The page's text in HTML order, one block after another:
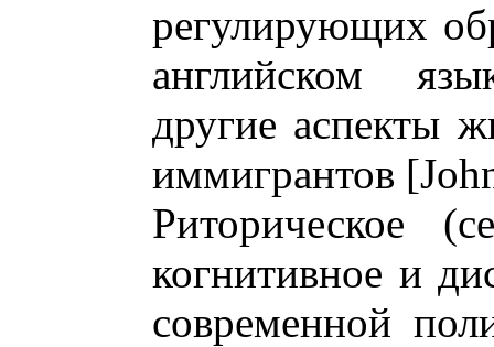
регулирующих
английском
другие аспекты
иммигрантов
Риторическое
когнитивное и
современной